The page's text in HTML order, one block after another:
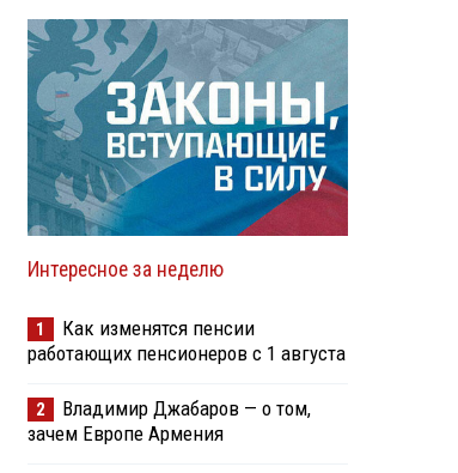
Интересное за неделю
1
Как изменятся пенсии
работающих пенсионеров с 1 августа
2
Владимир Джабаров — о том,
зачем Европе Армения